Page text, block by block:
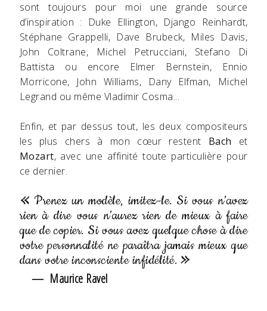
sont toujours pour moi une grande source
d’inspiration : Duke Ellington, Django Reinhardt,
Stéphane Grappelli, Dave Brubeck, Miles Davis,
John Coltrane, Michel Petrucciani, Stefano Di
Battista ou encore Elmer Bernstein, Ennio
Morricone, John Williams, Dany Elfman, Michel
Legrand ou même Vladimir Cosma...
Enfin, et par dessus tout, les deux compositeurs
les plus chers à mon cœur restent Bach et
Mozart, avec une affinité toute particulière pour
ce dernier.
Prenez un modèle, imitez-le. Si vous n’avez
rien à dire vous n’aurez rien de mieux à faire
que de copier. Si vous avez quelque chose à dire
votre personnalité ne paraîtra jamais mieux que
dans votre inconsciente infidélité.
Maurice Ravel